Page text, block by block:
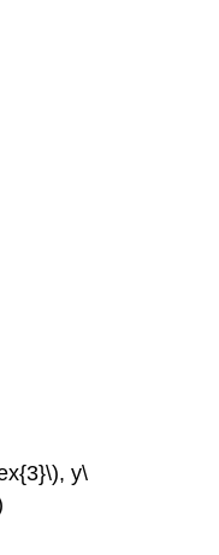
, y\